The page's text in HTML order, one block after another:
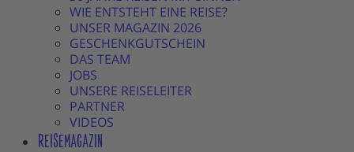
WIE ENTSTEHT EINE REISE?
UNSER MAGAZIN 2026
GESCHENKGUTSCHEIN
DAS TEAM
JOBS
UNSERE REISELEITER
PARTNER
VIDEOS
REISEMAGAZIN